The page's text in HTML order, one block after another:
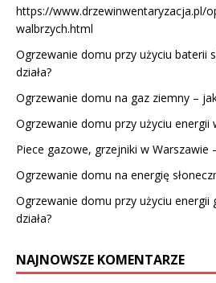
https://www.drzewinwentaryzacja.pl/
walbrzych.html
Ogrzewanie domu przy użyciu baterii
działa?
Ogrzewanie domu na gaz ziemny –
Ogrzewanie domu przy użyciu energii
Piece gazowe, grzejniki w Warszawie
Ogrzewanie domu na energię
Ogrzewanie domu przy użyciu
działa?
NAJNOWSZE KOMENTARZE